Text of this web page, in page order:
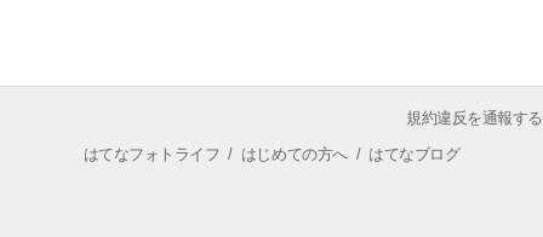
規約違反を通報する
はてなフォトライフ / はじめての方へ/ はてなブログ